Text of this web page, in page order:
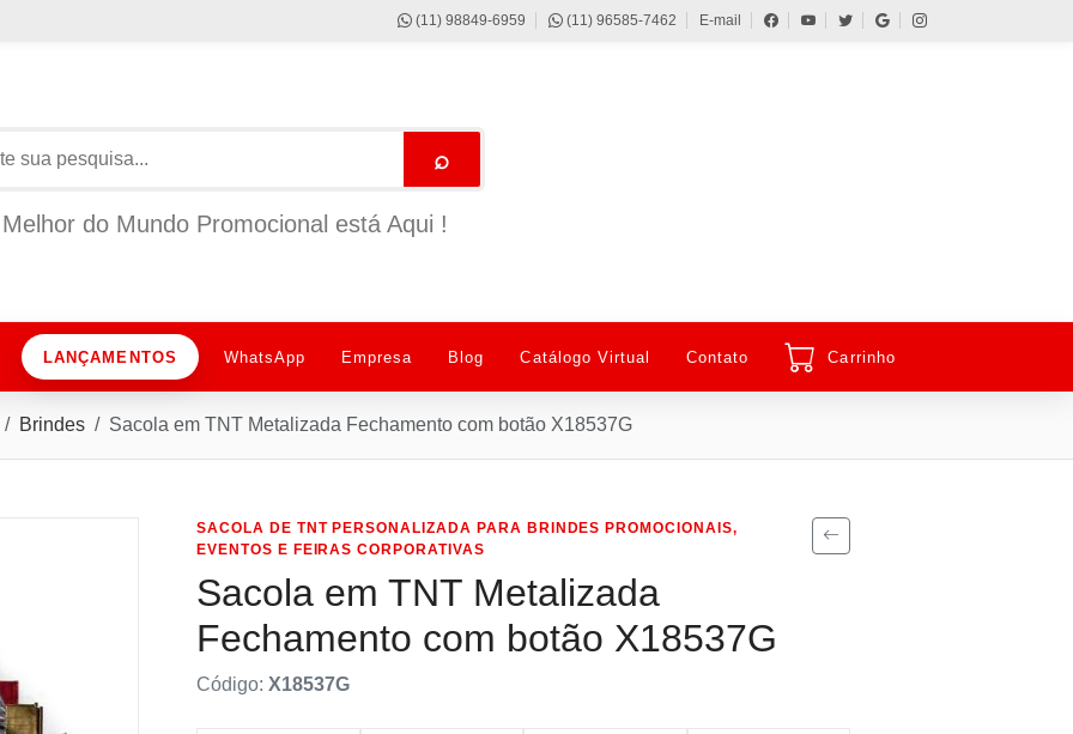
(11) 98849-6959 (11) 96585-7462 E-mail
⌕
do Mundo Promocional está Aqui !
LANÇAMENTOS WhatsApp Empresa Blog Catálogo Virtual Contato Carrinho
Brindes Sacola em TNT Metalizada Fechamento com botão X18537G
SACOLA DE TNT PERSONALIZADA PARA BRINDES PROMOCIONAIS,
EVENTOS E FEIRAS CORPORATIVAS
Sacola em TNT Metalizada
Fechamento com botão X18537G
Código: X18537G